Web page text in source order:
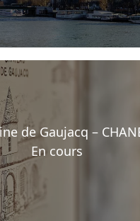
de Gaujacq –
En cours